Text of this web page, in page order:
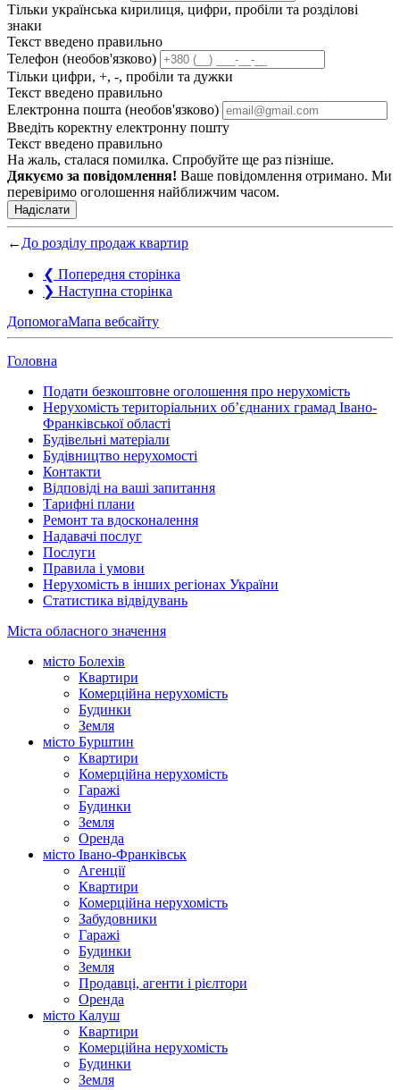
Тільки українська кирилиця, цифри, пробіли та розділові
знаки
Текст введено правильно
Телефон (необов'язково)
Тільки цифри, +, -, пробіли та дужки
Текст введено правильно
Електронна пошта (необов'язково)
Введіть коректну електронну пошту
Текст введено правильно
На жаль, сталася помилка. Спробуйте ще раз пізніше.
Дякуємо за повідомлення! Ваше повідомлення отримано. Ми
перевіримо оголошення найближчим часом.
Надіслати
← До розділу продаж квартир
❮ Попередня сторінка
❯ Наступна сторінка
ДопомогаМапа вебсайту
Головна
Подати безкоштовне оголошення про нерухомість
Нерухомість територіальних об’єднаних грамад Івано-
Франківської області
Будівельні матеріали
Будівництво нерухомості
Контакти
Відповіді на ваші запитання
Тарифні плани
Ремонт та вдосконалення
Надавачі послуг
Послуги
Правила і умови
Нерухомість в інших регіонах України
Статистика відвідувань
Міста обласного значення
місто Болехів
Квартири
Комерційна нерухомість
Будинки
Земля
місто Бурштин
Квартири
Комерційна нерухомість
Гаражі
Будинки
Земля
Оренда
місто Івано-Франківськ
Агенції
Квартири
Комерційна нерухомість
Забудовники
Гаражі
Будинки
Земля
Продавці, агенти і рієлтори
Оренда
місто Калуш
Квартири
Комерційна нерухомість
Будинки
Земля